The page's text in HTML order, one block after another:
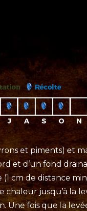
et piments) et
et d’un fond
cm de distance
chaleur jusqu’à la
Une fois que la